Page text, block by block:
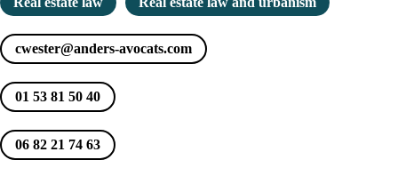
cwester@anders-avocats.com
01 53 81 50 40
06 82 21 74 63